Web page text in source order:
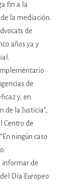
fin a la
la mediación.
de
años ya y
de
y, en
de la Justicia”,
Centro de
ningún caso
informar de
Día Europeo